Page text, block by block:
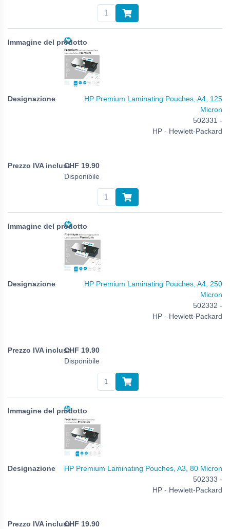
HP Premium Laminating Pouches, A4, 125
Micron
502331 -
HP - Hewlett-Packard
CHF 19.90
Disponibile
HP Premium Laminating Pouches, A4, 250
Micron
502332 -
HP - Hewlett-Packard
CHF 19.90
Disponibile
HP Premium Laminating Pouches, A3, 80 Micron
502333 -
HP - Hewlett-Packard
CHF 19.90